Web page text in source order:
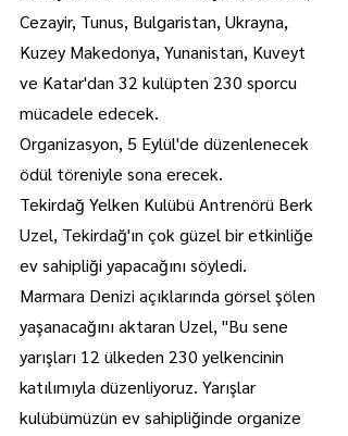
Cezayir, Tunus, Bulgaristan, Ukrayna,
Kuzey Makedonya, Yunanistan, Kuveyt
ve Katar'dan 32 kulüpten 230 sporcu
mücadele edecek.
Organizasyon, 5 Eylül'de düzenlenecek
ödül töreniyle sona erecek.
Tekirdağ Yelken Kulübü Antrenörü Berk
Uzel, Tekirdağ'ın çok güzel bir etkinliğe
ev sahipliği yapacağını söyledi.
Marmara Denizi açıklarında görsel şölen
yaşanacağını aktaran Uzel, "Bu sene
yarışları 12 ülkeden 230 yelkencinin
katılımıyla düzenliyoruz. Yarışlar
kulübümüzün ev sahipliğinde organize